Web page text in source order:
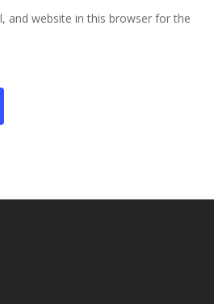
and website in this browser for the